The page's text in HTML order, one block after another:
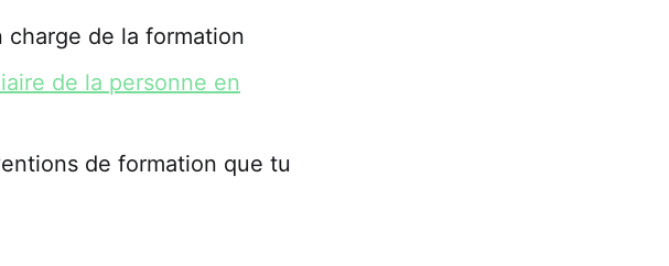
charge de la formation
de la personne en
de formation que tu